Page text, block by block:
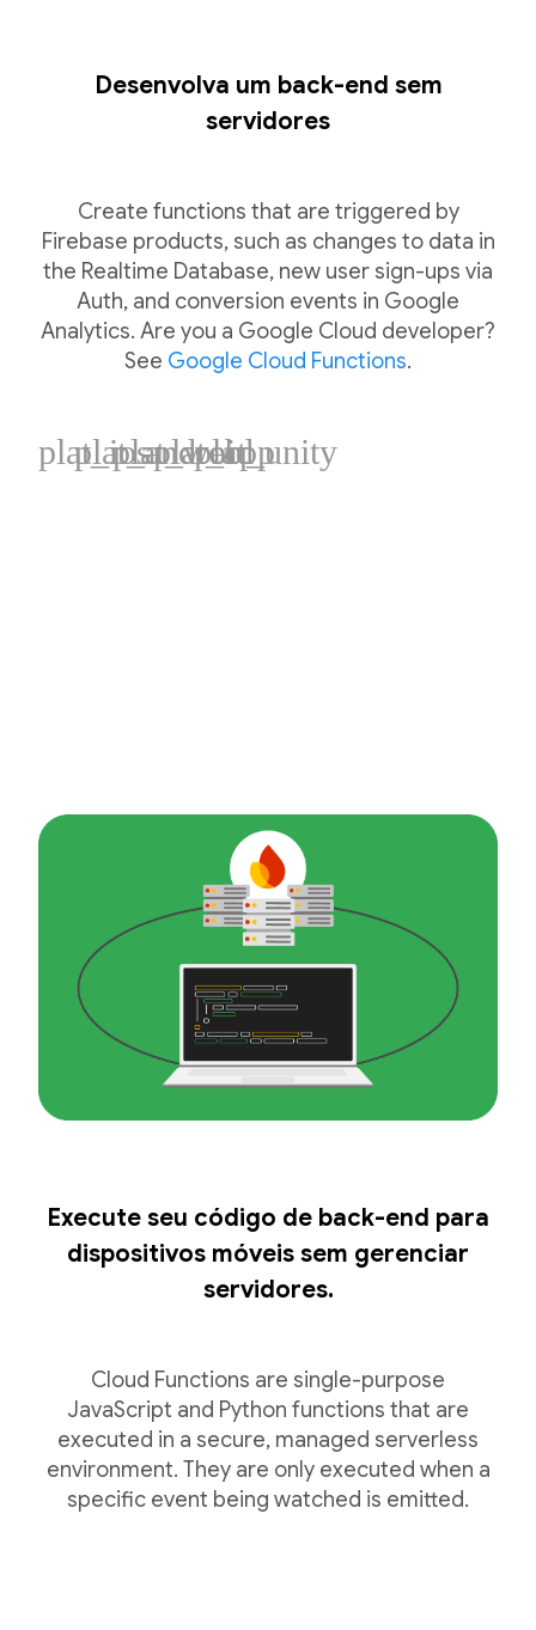
Desenvolva um back-end sem
servidores
Create functions that are triggered by
Firebase products, such as changes to data in
the Realtime Database, new user sign-ups via
Auth, and conversion events in Google
Analytics. Are you a Google Cloud developer?
See Google Cloud Functions.
plat_ios
plat_android
plat_web
plat_cpp
plat_unity
Execute seu código de back-end para
dispositivos móveis sem gerenciar
servidores.
Cloud Functions are single-purpose
JavaScript and Python functions that are
executed in a secure, managed serverless
environment. They are only executed when a
specific event being watched is emitted.